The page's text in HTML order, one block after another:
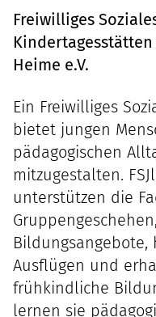
Freiwilliges
Heime e.V.
Ein Freiwilliges
bietet jungen
pädagogischen
mitzugestalten.
unterstützen die
Ausflügen und
frühkindliche
lernen sie